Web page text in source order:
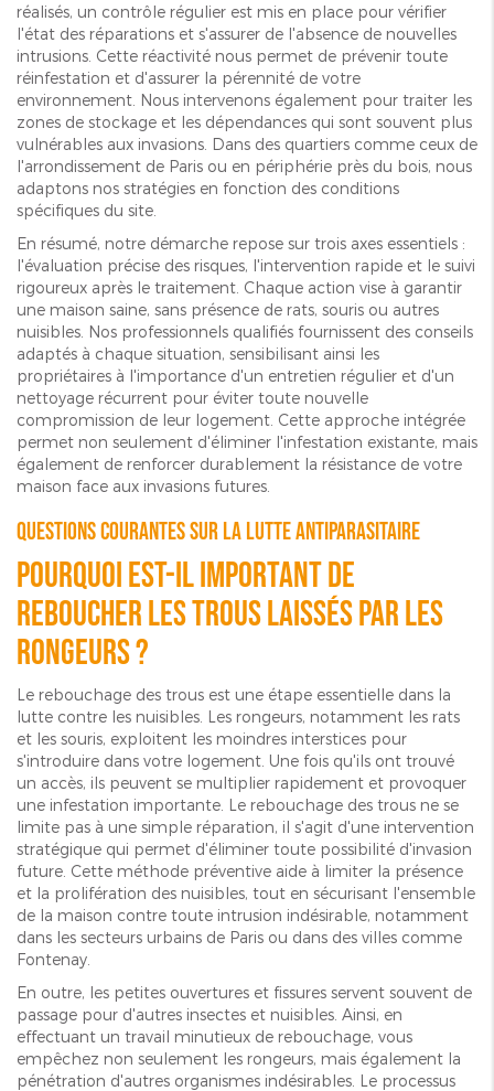
réalisés, un contrôle régulier est mis en place pour vérifier
l'état des réparations et s'assurer de l'absence de nouvelles
intrusions. Cette réactivité nous permet de prévenir toute
réinfestation et d'assurer la pérennité de votre
environnement. Nous intervenons également pour traiter les
zones de stockage et les dépendances qui sont souvent plus
vulnérables aux invasions. Dans des quartiers comme ceux de
l'arrondissement de Paris ou en périphérie près du bois, nous
adaptons nos stratégies en fonction des conditions
spécifiques du site.
En résumé, notre démarche repose sur trois axes essentiels :
l'évaluation précise des risques, l'intervention rapide et le suivi
rigoureux après le traitement. Chaque action vise à garantir
une maison saine, sans présence de rats, souris ou autres
nuisibles. Nos professionnels qualifiés fournissent des conseils
adaptés à chaque situation, sensibilisant ainsi les
propriétaires à l'importance d'un entretien régulier et d'un
nettoyage récurrent pour éviter toute nouvelle
compromission de leur logement. Cette approche intégrée
permet non seulement d'éliminer l'infestation existante, mais
également de renforcer durablement la résistance de votre
maison face aux invasions futures.
Questions courantes sur la lutte antiparasitaire
Pourquoi est-il important de
reboucher les trous laissés par les
rongeurs ?
Le rebouchage des trous est une étape essentielle dans la
lutte contre les nuisibles. Les rongeurs, notamment les rats
et les souris, exploitent les moindres interstices pour
s'introduire dans votre logement. Une fois qu'ils ont trouvé
un accès, ils peuvent se multiplier rapidement et provoquer
une infestation importante. Le rebouchage des trous ne se
limite pas à une simple réparation, il s'agit d'une intervention
stratégique qui permet d'éliminer toute possibilité d'invasion
future. Cette méthode préventive aide à limiter la présence
et la prolifération des nuisibles, tout en sécurisant l'ensemble
de la maison contre toute intrusion indésirable, notamment
dans les secteurs urbains de Paris ou dans des villes comme
Fontenay.
En outre, les petites ouvertures et fissures servent souvent de
passage pour d'autres insectes et nuisibles. Ainsi, en
effectuant un travail minutieux de rebouchage, vous
empêchez non seulement les rongeurs, mais également la
pénétration d'autres organismes indésirables. Le processus